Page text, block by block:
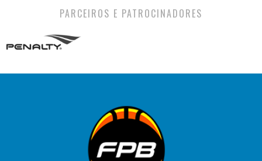
PARCEIROS E PATROCINADORES